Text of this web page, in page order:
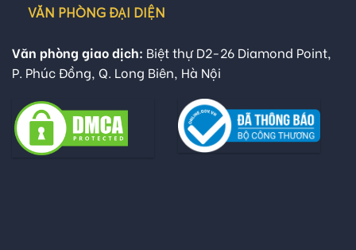
VĂN PHÒNG ĐẠI DIỆN
Văn phòng giao dịch: Biệt thự D2-26 Diamond Point,
P. Phúc Đồng, Q. Long Biên, Hà Nội